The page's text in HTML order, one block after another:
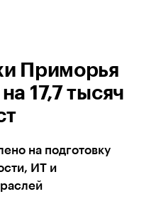
Приморья
17,7 тысяч
на подготовку
ИТ и